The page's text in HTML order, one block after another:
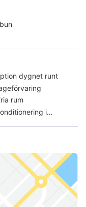
dygnet runt
rum
i